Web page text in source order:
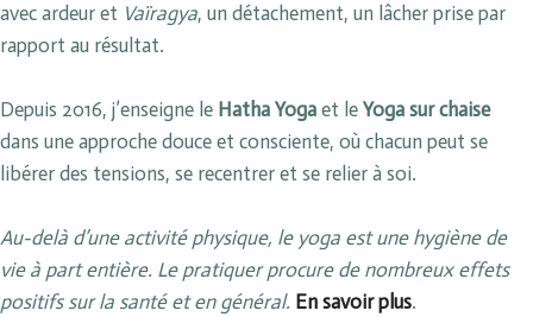
avec ardeur et Vaïragya, un détachement, un lâcher prise par
rapport au résultat.
Depuis 2016, j’enseigne le Hatha Yoga et le Yoga sur chaise
dans une approche douce et consciente, où chacun peut se
libérer des tensions, se recentrer et se relier à soi.
Au-delà d’une activité physique, le yoga est une hygiène de
vie à part entière. Le pratiquer procure de nombreux effets
positifs sur la santé et en général. En savoir plus.